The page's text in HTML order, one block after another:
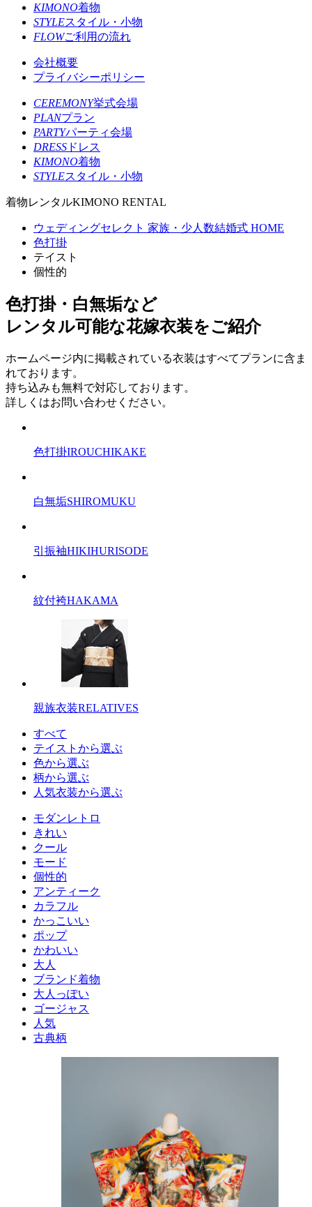
KIMONO着物
STYLEスタイル・小物
FLOWご利用の流れ
会社概要
プライバシーポリシー
CEREMONY挙式会場
PLANプラン
PARTYパーティ会場
DRESS ドレス
KIMONO着物
STYLEスタイル・小物
着物レンタルKIMONO RENTAL
ウェディングセレクト 家族・少人数結婚式 HOME
色打掛
テイスト
個性的
色打掛・白無垢など
レンタル可能な花嫁衣装をご紹介
ホームページ内に掲載されている衣装はすべてプランに含ま
れております。
持ち込みも無料で対応しております。
詳しくはお問い合わせください。
色打掛IROUCHIKAKE
白無垢SHIROMUKU
引振袖HIKIHURISODE
紋付袴HAKAMA
親族衣装RELATIVES
すべて
テイストから選ぶ
色から選ぶ
柄から選ぶ
人気衣装から選ぶ
モダンレトロ
きれい
クール
モード
個性的
アンティーク
カラフル
かっこいい
ポップ
かわいい
大人
ブランド着物
大人っぽい
ゴージャス
人気
古典柄